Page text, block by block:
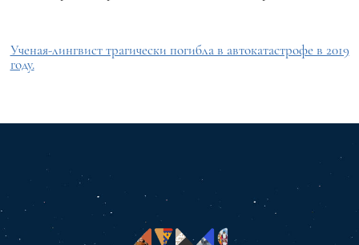
Ученая-лингвист трагически погибла в автокатастрофе в 2019
году.